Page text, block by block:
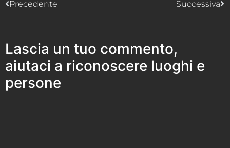
Precedente Successiva
Lascia un tuo commento,
aiutaci a riconoscere luoghi e
persone